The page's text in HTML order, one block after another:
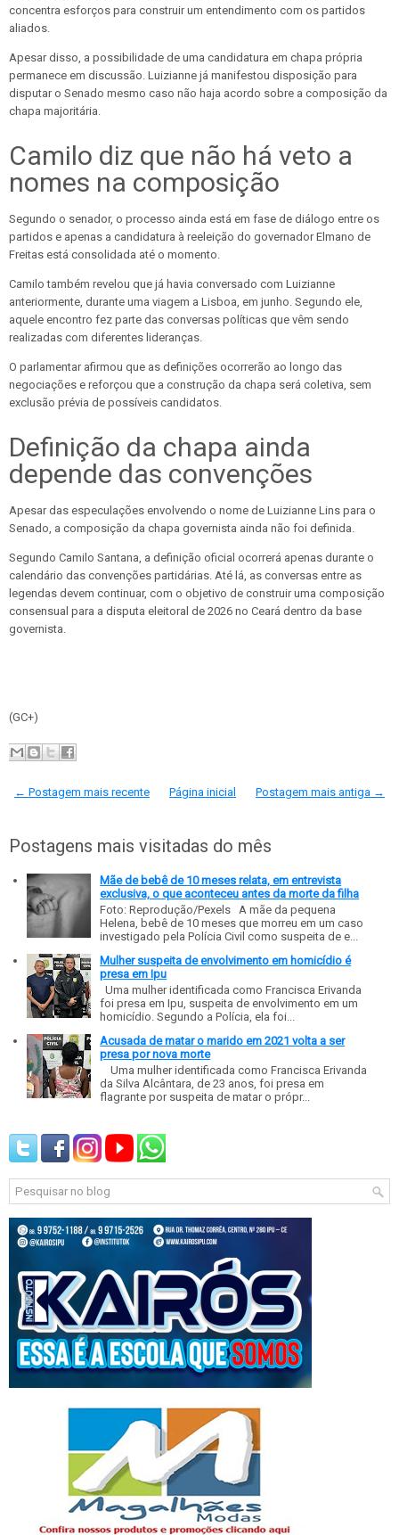
concentra esforços para construir um entendimento com os partidos
aliados.
Apesar disso, a possibilidade de uma candidatura em chapa própria
permanece em discussão. Luizianne já manifestou disposição para
disputar o Senado mesmo caso não haja acordo sobre a composição da
chapa majoritária.
Camilo diz que não há veto a
nomes na composição
Segundo o senador, o processo ainda está em fase de diálogo entre os
partidos e apenas a candidatura à reeleição do governador Elmano de
Freitas está consolidada até o momento.
Camilo também revelou que já havia conversado com Luizianne
anteriormente, durante uma viagem a Lisboa, em junho. Segundo ele,
aquele encontro fez parte das conversas políticas que vêm sendo
realizadas com diferentes lideranças.
O parlamentar afirmou que as definições ocorrerão ao longo das
negociações e reforçou que a construção da chapa será coletiva, sem
exclusão prévia de possíveis candidatos.
Definição da chapa ainda
depende das convenções
Apesar das especulações envolvendo o nome de Luizianne Lins para o
Senado, a composição da chapa governista ainda não foi definida.
Segundo Camilo Santana, a definição oficial ocorrerá apenas durante o
calendário das convenções partidárias. Até lá, as conversas entre as
legendas devem continuar, com o objetivo de construir uma composição
consensual para a disputa eleitoral de 2026 no Ceará dentro da base
governista.
(GC+)
← Postagem mais recente Postagem mais antiga →
Página inicial
Postagens mais visitadas do mês
Mãe de bebê de 10 meses relata, em entrevista
exclusiva, o que aconteceu antes da morte da filha
Foto: Reprodução/Pexels A mãe da pequena
Helena, bebê de 10 meses que morreu em um caso
investigado pela Polícia Civil como suspeita de e...
Mulher suspeita de envolvimento em homicídio é
presa em Ipu
Uma mulher identificada como Francisca Erivanda
foi presa em Ipu, suspeita de envolvimento em um
homicídio. Segundo a Polícia, ela foi...
Acusada de matar o marido em 2021 volta a ser
presa por nova morte
Uma mulher identificada como Francisca Erivanda
da Silva Alcântara, de 23 anos, foi presa em
flagrante por suspeita de matar o própr...